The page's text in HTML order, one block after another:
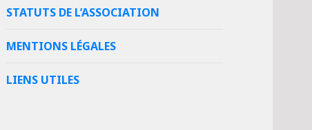
STATUTS DE L’ASSOCIATION
MENTIONS LÉGALES
LIENS UTILES